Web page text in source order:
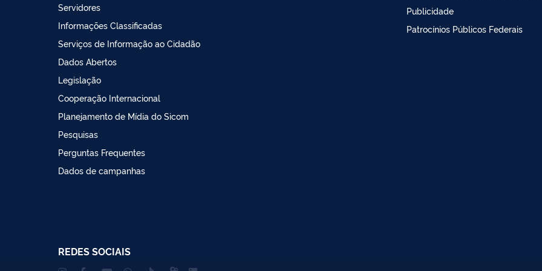
Servidores
Informações Classificadas
Serviços de Informação ao Cidadão
Dados Abertos
Legislação
Cooperação Internacional
Planejamento de Mídia do Sicom
Pesquisas
Perguntas Frequentes
Dados de campanhas
Publicidade
Patrocínios Públicos Federais
REDES SOCIAIS